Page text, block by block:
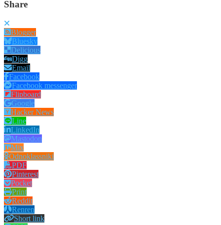
Share
Blogger
Bluesky
Delicious
Digg
Email
Facebook
Facebook messenger
Flipboard
Google
Hacker News
Line
LinkedIn
Mastodon
Mix
Odnoklassniki
PDF
Pinterest
Pocket
Print
Reddit
Renren
Short link